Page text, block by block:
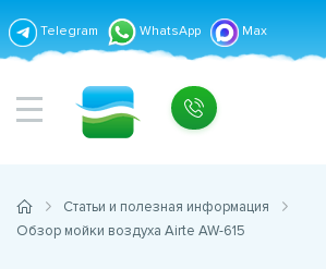
Telegram WhatsApp Max
Статьи и полезная информация
Обзор мойки воздуха Airte AW-615